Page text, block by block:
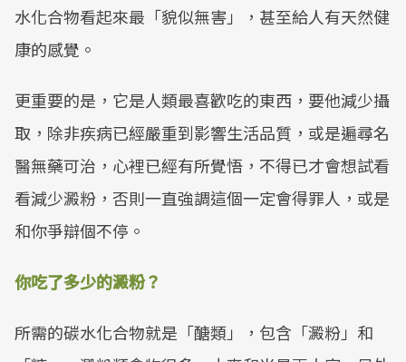
水化合物看起來最「貌似無害」，甚至給人有天然健
康的感覺。
更重要的是，它是人類最喜歡吃的東西，要他減少攝
取，除非疾病已經嚴重到影響生活品質，或是遍尋名
醫無藥可治，心裡已經有所覺悟，不得已才會想試看
看減少澱粉，否則一直強調這個一定會得罪人，或是
和你爭辯個不停。
你吃了多少的澱粉？
所需的碳水化合物就是「醣類」，包含「澱粉」和